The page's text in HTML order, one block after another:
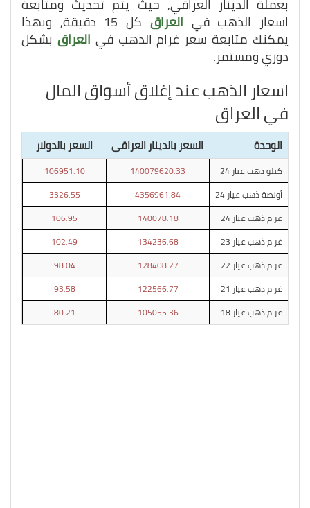
اسعار الذهب في العراق كل 15 دقيقة, وبهذا
يمكنك متابعة سعر غرام الذهب في العراق بشكل
دوري ومستمر.
اسعار الذهب عند إغلاق أسواق المال
في العراق
الوحدة السعر بالدينار العراقي السعر بالدولار
كيلو ذهب عيار 24 140079620.33
106951.10
أونصة ذهب عيار 24
4356961.84
3326.55
غرام ذهب عيار 24
140078.18
106.95
غرام ذهب عيار 23
134236.68
102.49
غرام ذهب عيار 22
128408.27
98.04
غرام ذهب عيار 21
122566.77
93.58
غرام ذهب عيار 18
105055.36
80.21